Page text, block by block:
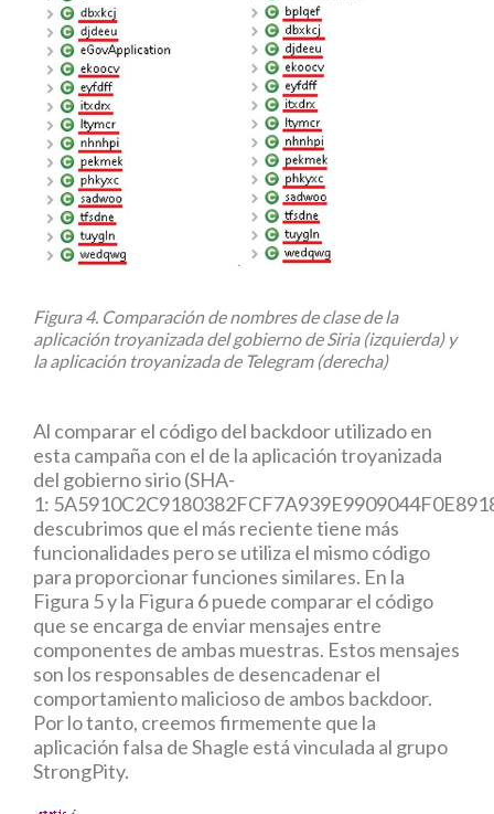
Figura 4. Comparación de nombres de clase de la
aplicación troyanizada del gobierno de Siria (izquierda) y
la aplicación troyanizada de Telegram (derecha)
Al comparar el código del backdoor utilizado en
esta campaña con el de la aplicación troyanizada
del gobierno sirio (SHA-
1:
descubrimos que el más reciente tiene más
funcionalidades pero se utiliza el mismo código
para proporcionar funciones similares. En la
Figura 5 y la Figura 6 puede comparar el código
que se encarga de enviar mensajes entre
componentes de ambas muestras. Estos mensajes
son los responsables de desencadenar el
comportamiento malicioso de ambos backdoor.
Por lo tanto, creemos firmemente que la
aplicación falsa de Shagle está vinculada al grupo
StrongPity.